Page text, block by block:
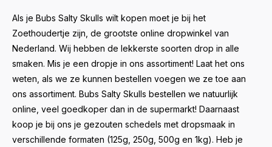
Als je Bubs Salty Skulls wilt kopen moet je bij het
Zoethoudertje zijn, de grootste online dropwinkel van
Nederland. Wij hebben de lekkerste soorten drop in alle
smaken. Mis je een dropje in ons assortiment! Laat het ons
weten, als we ze kunnen bestellen voegen we ze toe aan
ons assortiment. Bubs Salty Skulls bestellen we natuurlijk
online, veel goedkoper dan in de supermarkt! Daarnaast
koop je bij ons je gezouten schedels met dropsmaak in
verschillende formaten (125g, 250g, 500g en 1kg). Heb je